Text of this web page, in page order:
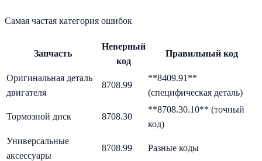
Самая частая категория ошибок
Запчасть
Неверный
код
Правильный код
Оригинальная деталь
двигателя
8708.99
**8409.91**
(специфическая деталь)
Тормозной диск 8708.30
**8708.30.10** (точный
код)
Универсальные
аксессуары
8708.99 Разные коды